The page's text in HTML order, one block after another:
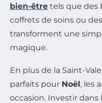
bien-être tels que des
coffrets de soins ou
transforment une
magique.
En plus de la Saint-
parfaits pour Noël, les
occasion. Investir dans